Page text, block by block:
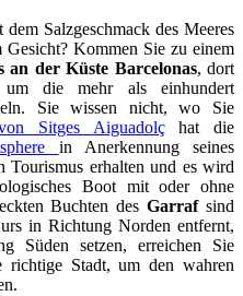
Salzgeschmack des Meeres
Kommen Sie zu einem
der Küste Barcelonas, dort
die mehr als einhundert
Sie wissen nicht, wo Sie
Sitges Aiguadolçhat die
in Anerkennung seines
Tourismus erhalten und es wird
Boot mit oder ohne
Buchten desGarrafsind
in Richtung Norden entfernt,
Süden setzen, erreichen Sie
richtige Stadt, um den wahren